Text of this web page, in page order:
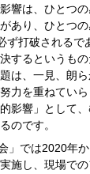
響は、ひとつ
あり、ひとつ
ず打破される
するというも
は、一見、朗
力を重ねてい
影響」として
のです。
」では2020年
施し、現場で